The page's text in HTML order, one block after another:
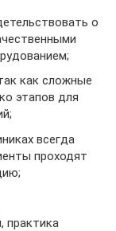
о
как сложные
этапов для
всегда
проходят
практика